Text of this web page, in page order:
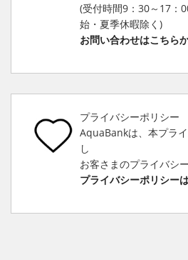
(受付時間9：30～17：
始・夏季休暇除く)
お問い合わせはこちら
プライバシーポリシー
AquaBankは、本プラ
し
お客さまのプライバシ
プライバシーポリシー